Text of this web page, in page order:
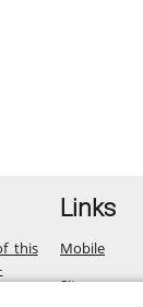
this
Links
Mobile
Sitemap